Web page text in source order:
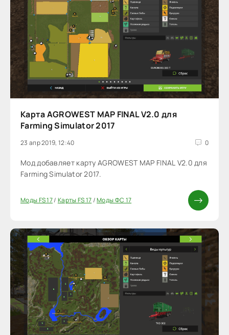
Карта AGROWEST MAP FINAL V2.0 для
Farming Simulator 2017
23 апр 2019, 12:40 0
Мод добавляет карту AGROWEST MAP FINAL V2.0 для
Farming Simulator 2017.
Моды FS 17/ Карты FS 17/Моды ФС 17